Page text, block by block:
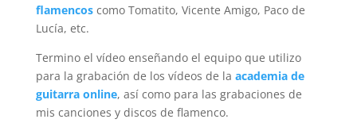
flamencoscomo Tomatito, Vicente Amigo, Paco de
Lucía, etc.
Termino el vídeo enseñando el equipo que utilizo
para la grabación de los vídeos de la academia de
guitarra online, así como para las grabaciones de
mis canciones y discos de flamenco.